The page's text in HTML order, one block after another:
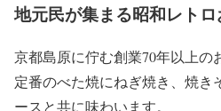
地元民が集まる昭和レト
京都島原に佇む創業70年以上の
定番のべた焼にねぎ焼き、焼き
ースと共に味わいます。